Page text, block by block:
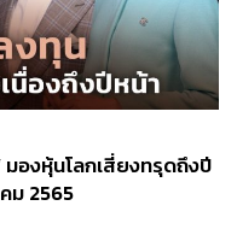
มองหุ้นโลกเสี่ยงทรุดถึงปี
ม 2565